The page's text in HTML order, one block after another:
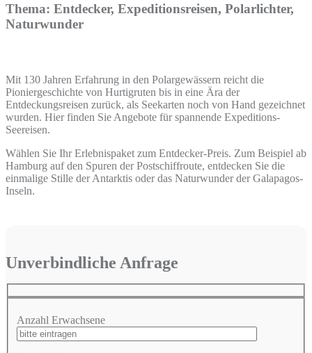
Thema: Entdecker, Expeditionsreisen, Polarlichter,
Naturwunder
Mit 130 Jahren Erfahrung in den Polargewässern reicht die
Pioniergeschichte von Hurtigruten bis in eine Ära der
Entdeckungsreisen zurück, als Seekarten noch von Hand gezeichnet
wurden. Hier finden Sie Angebote für spannende Expeditions-
Seereisen.
Wählen Sie Ihr Erlebnispaket zum Entdecker-Preis. Zum Beispiel ab
Hamburg auf den Spuren der Postschiffroute, entdecken Sie die
einmalige Stille der Antarktis oder das Naturwunder der Galapagos-
Inseln.
Unverbindliche Anfrage
Anzahl Erwachsene